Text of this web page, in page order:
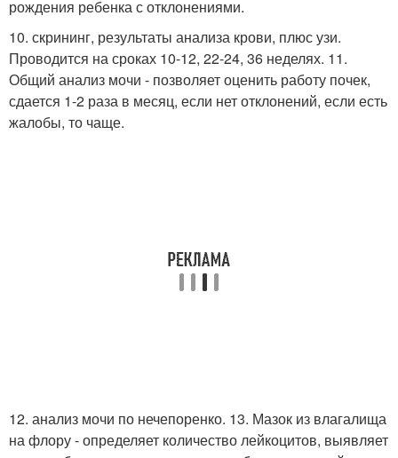
рождения ребенка с отклонениями.
10. скрининг, результаты анализа крови, плюс узи.
Проводится на сроках 10-12, 22-24, 36 неделях. 11.
Общий анализ мочи - позволяет оценить работу почек,
сдается 1-2 раза в месяц, если нет отклонений, если есть
жалобы, то чаще.
12. анализ мочи по нечепоренко. 13. Мазок из влагалища
на флору - определяет количество лейкоцитов, выявляет